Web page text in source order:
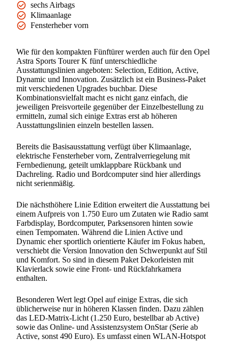
sechs Airbags
Klimaanlage
Fensterheber vorn
Wie für den kompakten Fünftürer werden auch für den Opel
Astra Sports Tourer K fünf unterschiedliche
Ausstattungslinien angeboten: Selection, Edition, Active,
Dynamic und Innovation. Zusätzlich ist ein Business-Paket
mit verschiedenen Upgrades buchbar. Diese
Kombinationsvielfalt macht es nicht ganz einfach, die
jeweiligen Preisvorteile gegenüber der Einzelbestellung zu
ermitteln, zumal sich einige Extras erst ab höheren
Ausstattungslinien einzeln bestellen lassen.
Bereits die Basisausstattung verfügt über Klimaanlage,
elektrische Fensterheber vorn, Zentralverriegelung mit
Fernbedienung, geteilt umklappbare Rückbank und
Dachreling. Radio und Bordcomputer sind hier allerdings
nicht serienmäßig.
Die nächsthöhere Linie Edition erweitert die Ausstattung bei
einem Aufpreis von 1.750 Euro um Zutaten wie Radio samt
Farbdisplay, Bordcomputer, Parksensoren hinten sowie
einen Tempomaten. Während die Linien Active und
Dynamic eher sportlich orientierte Käufer im Fokus haben,
verschiebt die Version Innovation den Schwerpunkt auf Stil
und Komfort. So sind in diesem Paket Dekorleisten mit
Klavierlack sowie eine Front- und Rückfahrkamera
enthalten.
Besonderen Wert legt Opel auf einige Extras, die sich
üblicherweise nur in höheren Klassen finden. Dazu zählen
das LED-Matrix-Licht (1.250 Euro, bestellbar ab Active)
sowie das Online- und Assistenzsystem OnStar (Serie ab
Active, sonst 490 Euro). Es umfasst einen WLAN-Hotspot